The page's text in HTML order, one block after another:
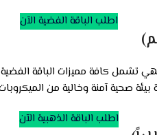
اطلب الباقة الفضية الآن
تشمل كافة مميزات الباقة
صحية آمنة وخالية من
اطلب الباقة الذهبية الآن